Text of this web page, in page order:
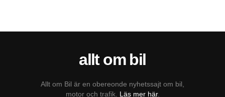
allt om bil
Allt om Bil är en obereonde nyhetssajt om bil,
motor och trafik. Läs mer här.